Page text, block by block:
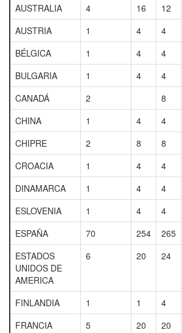
AUSTRALIA
4 16 12
AUSTRIA
1 4 4
BÉLGICA
1 4 4
BULGARIA
1 4 4
CANADÁ
2 8
CHINA
1 4 4
CHIPRE
2 8 8
CROACIA
1 4 4
DINAMARCA
1 4 4
ESLOVENIA
1 4 4
ESPAÑA
70 254 265
ESTADOS
UNIDOS DE
AMERICA
6 20 24
FINLANDIA 1 1 4
FRANCIA
5 20 20